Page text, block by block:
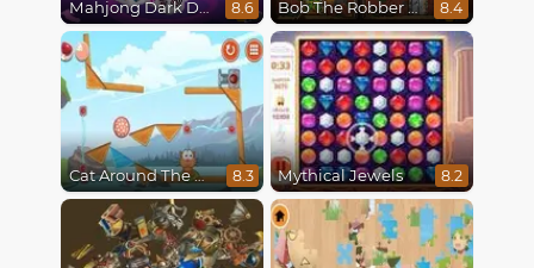
Mahjong Dark Dimensions 8.6 Bob The Robber 5 The Temple Adventure 8.4
Cat Around The World 8.3 Mythical Jewels 8.2